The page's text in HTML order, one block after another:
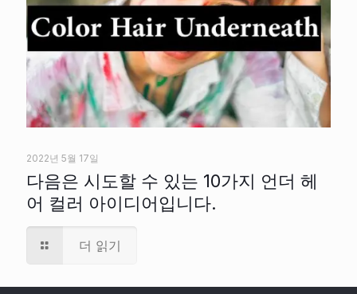
2022년 5월 17일
다음은 시도할 수 있는 10가지 언더 헤
어 컬러 아이디어입니다.
더 읽기